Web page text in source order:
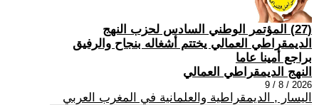
(27) المؤتمر الوطني السادس لحزب النهج
الديمقراطي العمالي يختتم أشغاله بنجاح والرفيق
براجع أمينا عاما
النهج الديمقراطي العمالي
2026 / 8 / 9
اليسار , الديمقراطية والعلمانية في المغرب العربي